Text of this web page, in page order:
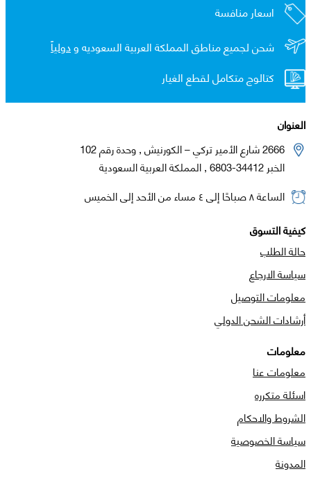
اسعار منافسة
شحن لجميع مناطق المملكة العربية السعوديه ودولياً
كتالوج متكامل لقطع الغيار
العنوان
2666 شارع الأمير تركي – الكورنيش , وحدة رقم 102
الخبر 34412-6803 , المملكة العربية السعودية
الساعة ٨ صباحًا إلى ٤ مساء من الأحد إلى الخميس
كيفية التسوق
حالة الطلب
سياسة الارجاع
معلومات التوصيل
أرشادات الشحن الدولي
معلومات
معلومات عنا
اسئلة متكرره
الشروط والاحكام
سياسة الخصوصية
المدونة